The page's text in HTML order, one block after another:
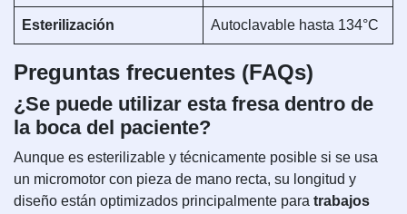
Esterilización Autoclavable hasta 134°C
Preguntas frecuentes (FAQs)
¿Se puede utilizar esta fresa dentro de
la boca del paciente?
Aunque es esterilizable y técnicamente posible si se usa
un micromotor con pieza de mano recta, su longitud y
diseño están optimizados principalmente para trabajos